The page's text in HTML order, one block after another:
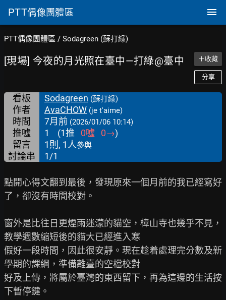
PTT偶像團體區
PTT偶像團體區 / Sodagreen (蘇打綠)
[現場] 今夜的月光照在臺中—打綠@臺中 ＋收藏
分享
看板 Sodagreen (蘇打綠)
作者 AvaCHOW (je t'aime)
時間 7月前 (2026/01/06 10:14)
推噓 1 (1推 0噓 0→)
留言
1則, 1人參與
討論串 1/1
點開心得文翻到最後，發現原來一個月前的我已經寫好
了，卻沒有時間校對。
窗外是比往日更煙雨迷濛的貓空，樟山寺也幾乎不見，
教學週數縮短後的貓大已經進入寒
假好一段時間，因此很安靜。現在趁着處理完分數及新
學期的課綱，準備離臺的空檔校對
好及上傳，將屬於臺灣的東西留下，再為這邊的生活按
下暫停鍵。